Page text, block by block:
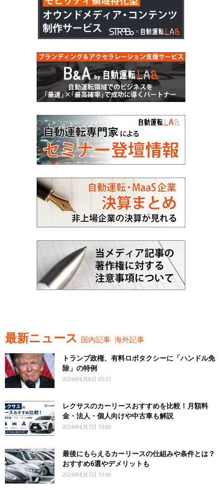
最新ニュース 国内記事 海外記事
トランプ政権、有料ロボタクシーに「ハンドル免
除」の特例
2026年8月8日 05:21
レクサスのカーリースおすすめを比較！月額料
金・法人・個人向けや中古車も解説
2026年8月7日 15:00
最後にもらえるカーリースの仕組みや条件とは？
おすすめ6選やデメリットも
2026年8月7日 13:00